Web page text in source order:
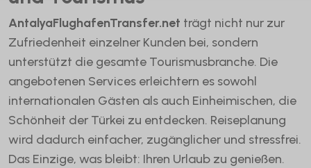
AntalyaFlughafenTransfer.net trägt nicht nur zur
Zufriedenheit einzelner Kunden bei, sondern
unterstützt die gesamte Tourismusbranche. Die
angebotenen Services erleichtern es sowohl
internationalen Gästen als auch Einheimischen, die
Schönheit der Türkei zu entdecken. Reiseplanung
wird dadurch einfacher, zugänglicher und stressfrei.
Das Einzige, was bleibt: Ihren Urlaub zu genießen.